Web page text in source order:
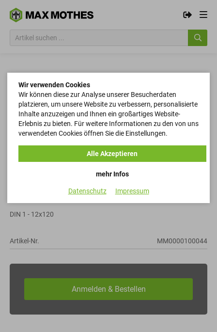
Kegelstifte
DIN 1 - 12x120
Artikel-Nr. MM0000100044
Wir verwenden Cookies
Wir können diese zur Analyse unserer Besucherdaten
platzieren, um unsere Website zu verbessern, personalisierte
Inhalte anzuzeigen und Ihnen ein großartiges Website-
Erlebnis zu bieten. Für weitere Informationen zu den von uns
verwendeten Cookies öffnen Sie die Einstellungen.
mehr Infos
Alle Akzeptieren
Datenschutz Impressum